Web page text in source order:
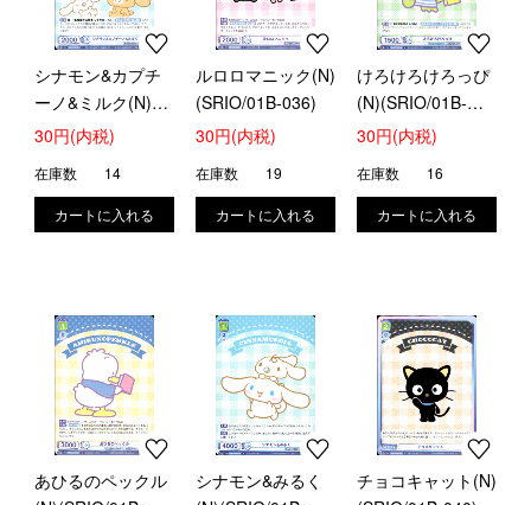
シナモン&カプチ
ーノ&ミルク(N)
(SRIO/01B-035)
30円(内税)
在庫数 14
ルロロマニック(N)
(SRIO/01B-036)
30円(内税)
在庫数 19
けろけろけろっぴ
(N)(SRIO/01B-
037)
30円(内税)
在庫数 16
あひるのペックル
シナモン&みるく
チョコキャット(N)